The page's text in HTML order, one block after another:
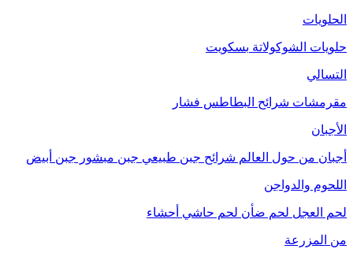
الحلويات
حلويات الشوكولاتة بسكويت
التسالي
مقرمشات شرائح البطاطس فشار
الأجبان
أجبان من حول العالم شرائح جبن طبيعي جبن مبشور جبن أبيض
اللحوم والدواجن
لحم العجل لحم ضأن لحم حاشي أحشاء
من المزرعة